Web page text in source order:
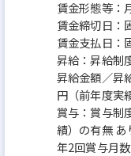
賃金形態等：
賃金締切日：
賃金支払日：
昇給：昇給制
昇給金額／昇
円（前年度実
賞与：賞与制
績）の有無
年2回賞与月